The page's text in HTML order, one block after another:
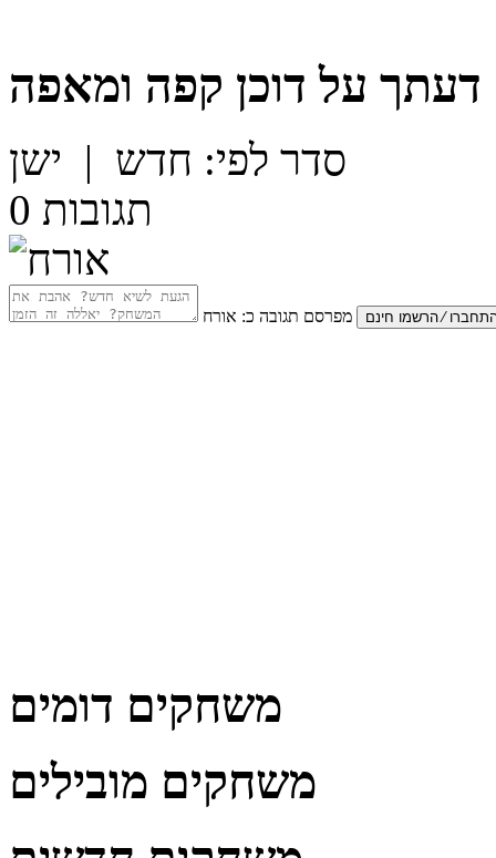
דעתך על דוכן קפה ומאפה
סדר לפי: חדש | ישן
0 תגובות
מפרסם תגובה כ: אורח
משחקים דומים
משחקים מובילים